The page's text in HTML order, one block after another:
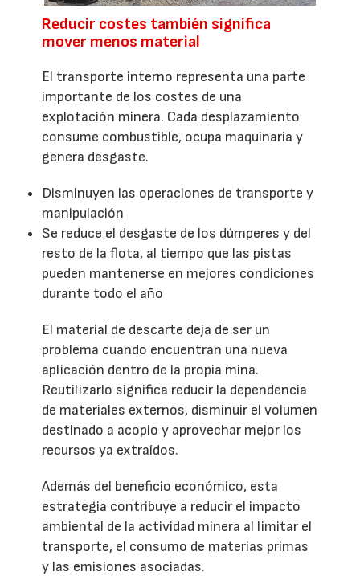
Reducir costes también significa
mover menos material
El transporte interno representa una parte
importante de los costes de una
explotación minera. Cada desplazamiento
consume combustible, ocupa maquinaria y
genera desgaste.
Disminuyen las operaciones de transporte y
manipulación
Se reduce el desgaste de los dúmperes y del
resto de la flota, al tiempo que las pistas
pueden mantenerse en mejores condiciones
durante todo el año
El material de descarte deja de ser un
problema cuando encuentran una nueva
aplicación dentro de la propia mina.
Reutilizarlo significa reducir la dependencia
de materiales externos, disminuir el volumen
destinado a acopio y aprovechar mejor los
recursos ya extraídos.
Además del beneficio económico, esta
estrategia contribuye a reducir el impacto
ambiental de la actividad minera al limitar el
transporte, el consumo de materias primas
y las emisiones asociadas.